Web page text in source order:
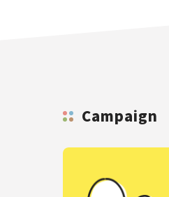
Campaign